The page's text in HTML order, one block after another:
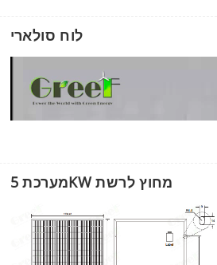
לוח סולארי
מערכת 5KW מחוץ לרשת
אנא הזן את
לִשְׁלוֹחַ